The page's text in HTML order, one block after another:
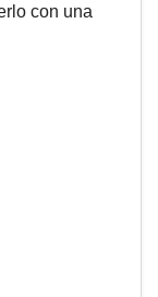
con una